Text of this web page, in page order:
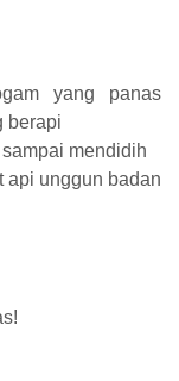
yang panas
berapi
mendidih
api unggun badan